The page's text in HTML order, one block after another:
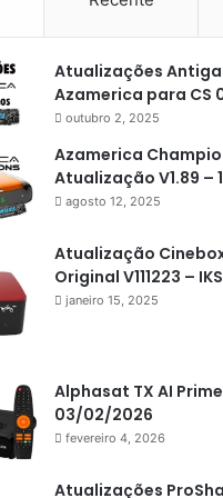
Americabox S105 Plus
Americabox S205
Americabox S205 Plus
Americabox S305 Plus
Artcom
Athomics
Athomics Eon
Athomics i3 Bold
Athomics Inspire Qi
Athomics inspire Qi
Atualizações
Azamerica para CS
outubro 2, 2025
Azamerica
Atualização V1.89 –
agosto 12, 2025
Atualização
Original V111223 –
janeiro 15, 2025
Alphasat TX AI
03/02/2026
fevereiro 4, 2026
Atualizações